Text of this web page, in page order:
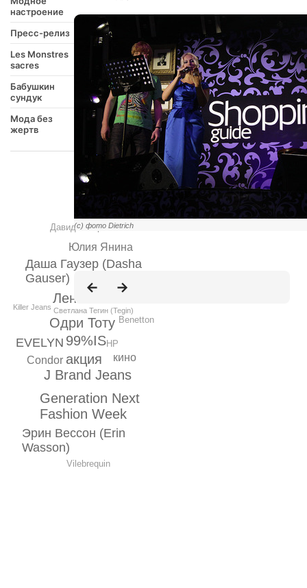
настроение
Пресс-релиз
Les Monstres
sacres
Бабушкин
сундук
Мода без
жертв
99%IS
акция
Одри Тоту
J Brand Jeans
Лена Ленина
Generation Next
Fashion Week
Даша Гаузер (Dasha
Gauser)
EVELYN
Эрин Вессон (Erin
Wasson)
Юлия Янина
Condor кино
HP
Benetton
Давид Геворков
Vilebrequin
Светлана Тегин (Tegin)
Killer Jeans
(с) фото Dietrich